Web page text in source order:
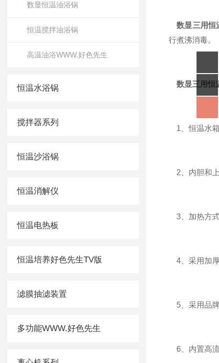
数显恒温油浴锅
恒温搅拌油浴锅
高温油浴WWW.好色先生
恒温水浴锅
搅拌器系列
恒温沙浴锅
恒温消解仪
恒温电热板
恒温培养好色先生TV版
滤膜抽滤装置
多功能WWW.好色先生
数显三用恒
行煮沸消毒。
数显三用恒
1、恒温水
2、内胆和上
3、加热方式
4、采用加
5、采用品牌
6、内置高